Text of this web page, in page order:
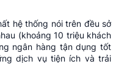
hệ thống nói trên đều sở
(khoảng 10 triệu khách
ngân hàng tận dụng tốt
dịch vụ tiện ích và trải